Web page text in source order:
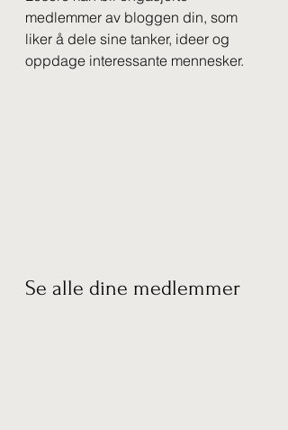
medlemmer av bloggen din, som
liker å dele sine tanker, ideer og
oppdage interessante mennesker.
Se alle dine medlemmer